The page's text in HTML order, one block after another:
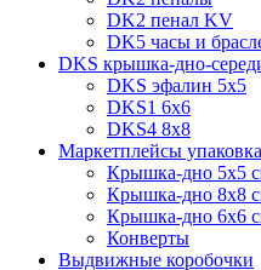
DK2 пенал KV
DK5 часы и
DKS крышка-дно-
DKS эфалин 5x5
DKS1 6x6
DKS4 8x8
Маркетплейсы упаковка
Крышка-дно 5x5
Крышка-дно 8x8
Крышка-дно 6x6
Конверты
Выдвижные коробочки